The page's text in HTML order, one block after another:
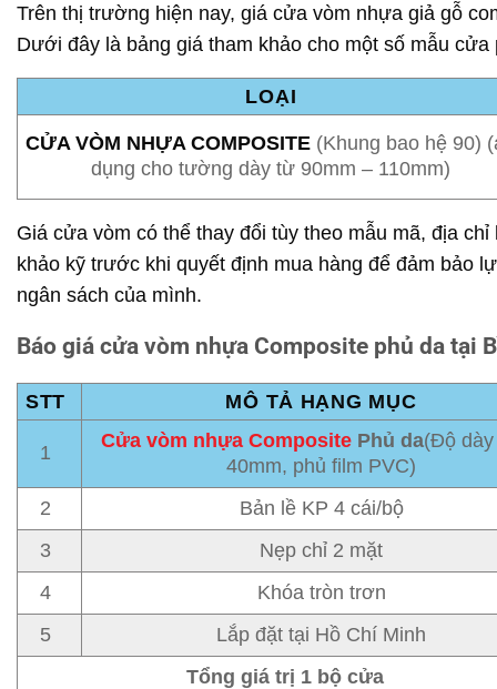
Trên thị trường hiện nay, giá cửa vòm nhựa giả gỗ
Dưới đây là bảng giá tham khảo cho một số mẫu cửa
LOẠI
CỬA VÒM NHỰA COMPOSITE (Khung bao hệ 90)
dụng cho tường dày từ 90mm – 110mm)
Giá cửa vòm có thể thay đổi tùy theo mẫu mã, địa
khảo kỹ trước khi quyết định mua hàng để đảm bảo
ngân sách của mình.
Báo giá cửa vòm nhựa Composite phủ da tại
STT MÔ TẢ HẠNG MỤC
1
Cửa vòm nhựa CompositePhủ da(Độ dày
40mm, phủ film PVC)
2
Bản lề KP 4 cái/bộ
3
Nẹp chỉ 2 mặt
4
Khóa tròn trơn
5
Lắp đặt tại Hồ Chí Minh
Tổng giá trị 1 bộ cửa